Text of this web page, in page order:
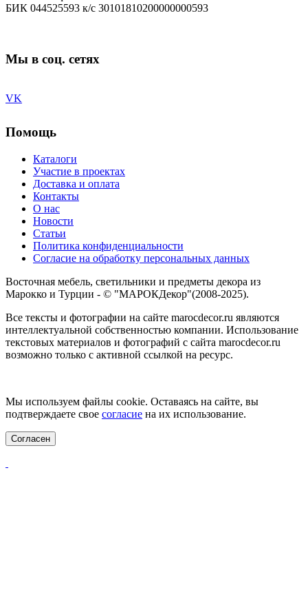
БИК 044525593 к/с 30101810200000000593
Мы в соц. сетях
VK
Помощь
Каталоги
Участие в проектах
Доставка и оплата
Контакты
О нас
Новости
Статьи
Политика конфиденциальности
Согласие на обработку персональных данных
Восточная мебель, светильники и предметы декора из
Марокко и Турции - © "МАРОКДекор"(2008-2025).
Все тексты и фотографии на сайте marocdecor.ru являются
интеллектуальной собственностью компании. Использование
текстовых материалов и фотографий с сайта marocdecor.ru
возможно только с активной ссылкой на ресурс.
Мы используем файлы cookie. Оставаясь на сайте, вы
подтверждаете свое согласие на их использование.
Согласен